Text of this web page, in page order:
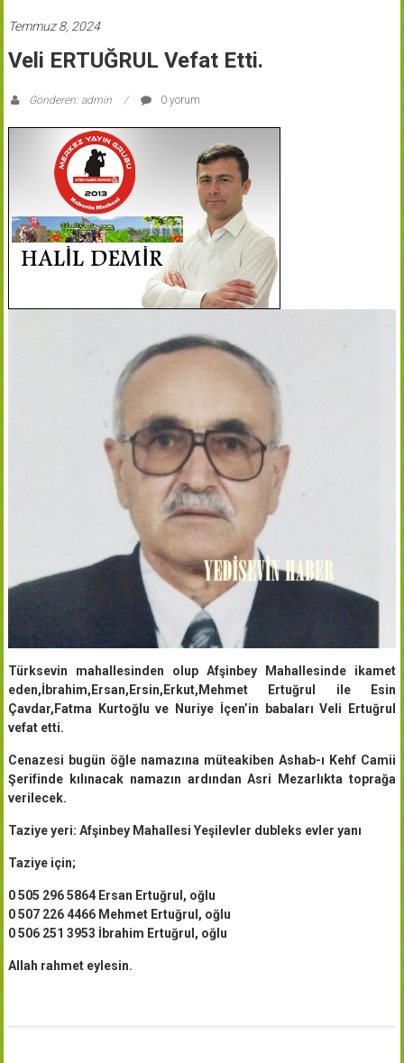
Temmuz 8, 2024
Veli ERTUĞRUL Vefat Etti.
Gönderen: admin 0 yorum
Türksevin mahallesinden olup Afşinbey Mahallesinde ikamet
eden,İbrahim,Ersan,Ersin,Erkut,Mehmet Ertuğrul ile Esin
Çavdar,Fatma Kurtoğlu ve Nuriye İçen’in babaları Veli Ertuğrul
vefat etti.
Cenazesi bugün öğle namazına müteakiben Ashab-ı Kehf Camii
Şerifinde kılınacak namazın ardından Asri Mezarlıkta toprağa
verilecek.
Taziye yeri: Afşinbey Mahallesi Yeşilevler dubleks evler yanı
Taziye için;
0 505 296 5864 Ersan Ertuğrul, oğlu
0 507 226 4466 Mehmet Ertuğrul, oğlu
0 506 251 3953 İbrahim Ertuğrul, oğlu
Allah rahmet eylesin.